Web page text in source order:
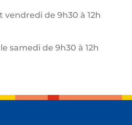
de 9h30 à 12h
samedi de 9h30 à 12h